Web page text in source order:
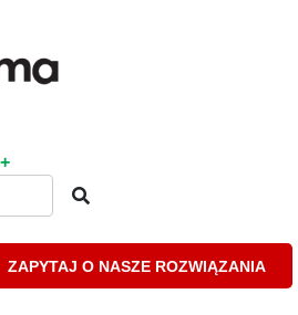
ZAPYTAJ O NASZE ROZWIĄZANIA